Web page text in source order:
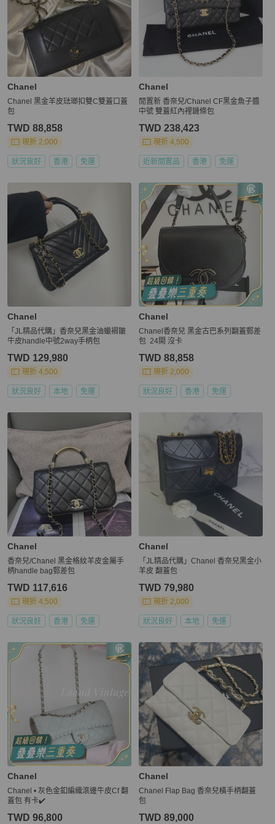
Chanel
Chanel 黑金羊皮琺瑯扣雙C雙蓋口蓋
包
TWD 88,858
現折 2,000
狀況良好 香港 免運
Chanel
閒置新 香奈兒/Chanel CF黑金魚子醬
中號 雙蓋紅內裡鏈條包
TWD 238,423
現折 4,500
近新閒置品 香港 免運
Chanel
「JL精品代購」香奈兒黑金油蠟褶皺
牛皮handle中號2way手柄包
TWD 129,980
現折 4,500
狀況良好 本地 免運
Chanel
Chanel香奈兒 黑金古巴系列翻蓋郵差
包 24開 沒卡
TWD 88,858
現折 2,000
狀況良好 香港 免運
Chanel
香奈兒/Chanel 黑金格紋羊皮金屬手
柄handle bag郵差包
TWD 117,616
現折 4,500
狀況良好 香港 免運
Chanel
「JL精品代購」Chanel 香奈兒黑金小
羊皮 翻蓋包
TWD 79,980
現折 2,000
狀況良好 本地 免運
Chanel
Chanel • 灰色金釦編織滾邊牛皮Cf 翻
蓋包 有卡✔️
TWD 96,800
Chanel
Chanel Flap Bag 香奈兒橫手柄翻蓋
包
TWD 89,000